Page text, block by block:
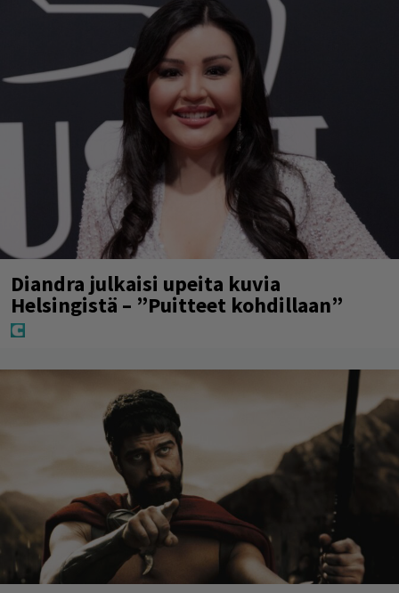
Diandra julkaisi upeita kuvia
Helsingistä – ”Puitteet kohdillaan”